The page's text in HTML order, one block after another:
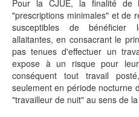
Pour la CJUE, la finalité de
"prescriptions minimales" et de
susceptibles de bénéficier
allaitantes, en consacrant le
pas tenues d'effectuer un
expose à un risque pour
conséquent tout travail
seulement en période nocturne
"travailleur de nuit" au sens de